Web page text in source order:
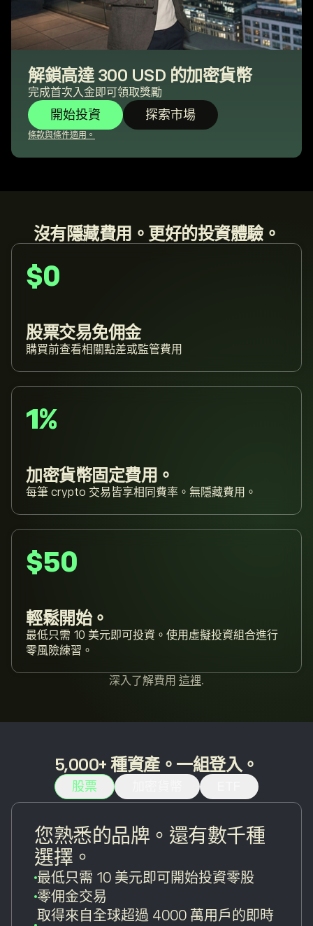
解鎖高達 300 USD 的加密貨幣
完成首次入金即可領取獎勵
開始投資 探索市場
條款與條件適用。
沒有隱藏費用。更好的投資體驗。
$0
股票交易免佣金
購買前查看相關點差或監管費用
1%
加密貨幣固定費用。
每筆 crypto 交易皆享相同費率。無隱藏費用。
$50
輕鬆開始。
最低只需 10 美元即可投資。使用虛擬投資組合進行
零風險練習。
深入了解費用 這裡.
5,000+ 種資產。一組登入。
股票
您熟悉的品牌。還有數千種
選擇。
最低只需 10 美元即可開始投資零股
零佣金交易
取得來自全球超過 4000 萬用戶的即時